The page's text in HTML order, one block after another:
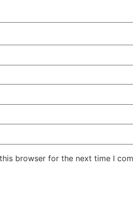
browser for the next time I